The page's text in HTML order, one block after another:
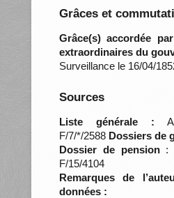
Grâces et
Grâce(s) accordée
extraordinaires du
Surveillance le 16/04/
Sources
Liste générale :
F/7/*/2588 Dossiers de
Dossier de pension:
F/15/4104
Remarques de
données :